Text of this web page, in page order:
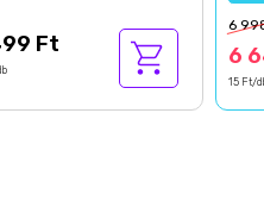
Ft
6
6
15 Ft/